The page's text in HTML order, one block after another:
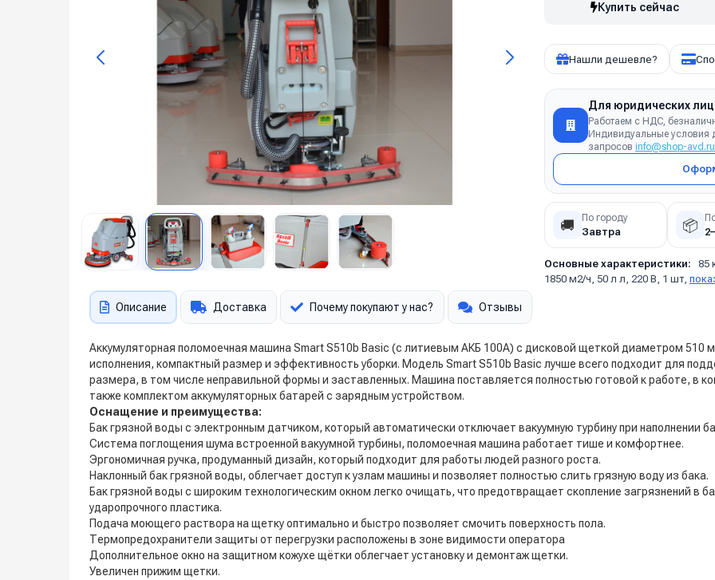
Купить сейчас
Нашли дешевле?
Для юридических лиц
Работаем с НДС,
Индивидуальные условия
запросов info@shop-avd.ru
🚚 По городу
Завтра 📦
Основные характеристики:
85
1850 м2/ч, 50 л л, 220 В, 1 шт,
Описание Доставка Почему покупают у нас? Отзывы
Аккумуляторная поломоечная машина Smart S510b Basic (с литиевым АКБ 100А) с дисковой щеткой диаметром 510
исполнения, компактный размер и эффективность уборки. Модель Smart S510b Basic лучше всего подходит для
размера, в том числе неправильной формы и заставленных. Машина поставляется полностью готовой к работе, в
также комплектом аккумуляторных батарей с зарядным устройством.
Оснащение и преимущества:
Бак грязной воды с электронным датчиком, который автоматически отключает вакуумную турбину при наполнении
Система поглощения шума встроенной вакуумной турбины, поломоечная машина работает тише и комфортнее.
Эргономичная ручка, продуманный дизайн, который подходит для работы людей разного роста.
Наклонный бак грязной воды, облегчает доступ к узлам машины и позволяет полностью слить грязную воду из бака.
Бак грязной воды с широким технологическим окном легко очищать, что предотвращает скопление загрязнений в
ударопрочного пластика.
Подача моющего раствора на щетку оптимально и быстро позволяет смочить поверхность пола.
Термопредохранители защиты от перегрузки расположены в зоне видимости оператора
Дополнительное окно на защитном кожухе щётки облегчает установку и демонтаж щетки.
Увеличен прижим щетки.